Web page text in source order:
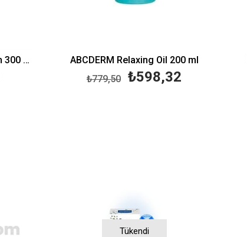
Mustela Hydra Bebe Body Lotion 300 ml-Hydra Bebe Vücut Losyonu ABCDERM Relaxing Oil 200 ml
₺598,32
₺779,50
Tükendi